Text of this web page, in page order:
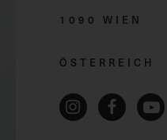
1090 WIEN
ÖSTERREICH